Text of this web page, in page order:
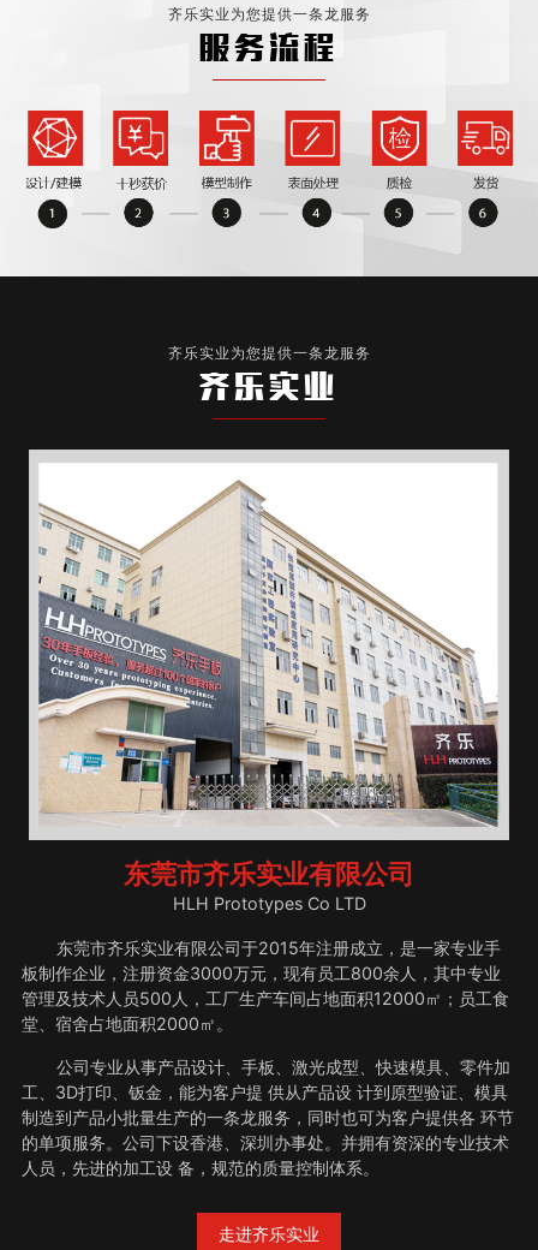
齐乐实业为您提供一条龙服务
服务流程
齐乐实业为您提供一条龙服务
齐乐实业
东莞市齐乐实业有限公司
HLH Prototypes Co LTD
东莞市齐乐实业有限公司于2015年注册成立，是一家专业手
板制作企业，注册资金3000万元，现有员工800余人，其中专业
管理及技术人员500人，工厂生产车间占地面积12000㎡；员工食
堂、宿舍占地面积2000㎡。
公司专业从事产品设计、手板、激光成型、快速模具、零件加
工、3D打印、钣金，能为客户提 供从产品设 计到原型验证、模具
制造到产品小批量生产的一条龙服务，同时也可为客户提供各 环节
的单项服务。公司下设香港、深圳办事处。并拥有资深的专业技术
人员，先进的加工设 备，规范的质量控制体系。
走进齐乐实业